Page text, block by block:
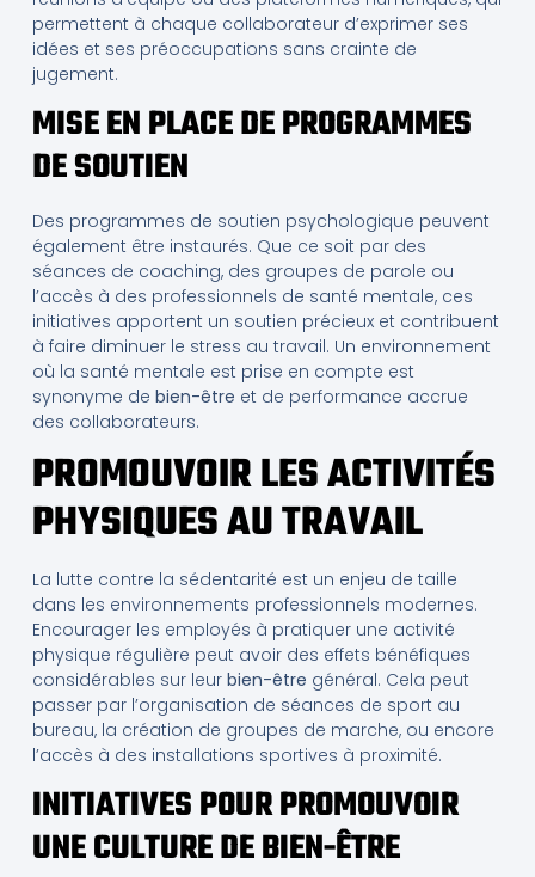
permettent à chaque collaborateur d’exprimer ses
idées et ses préoccupations sans crainte de
jugement.
MISE EN PLACE DE PROGRAMMES
DE SOUTIEN
Des programmes de soutien psychologique peuvent
également être instaurés. Que ce soit par des
séances de coaching, des groupes de parole ou
l’accès à des professionnels de santé mentale, ces
initiatives apportent un soutien précieux et contribuent
à faire diminuer le stress au travail. Un environnement
où la santé mentale est prise en compte est
synonyme de bien-être et de performance accrue
des collaborateurs.
PROMOUVOIR LES ACTIVITÉS
PHYSIQUES AU TRAVAIL
La lutte contre la sédentarité est un enjeu de taille
dans les environnements professionnels modernes.
Encourager les employés à pratiquer une activité
physique régulière peut avoir des effets bénéfiques
considérables sur leur bien-être général. Cela peut
passer par l’organisation de séances de sport au
bureau, la création de groupes de marche, ou encore
l’accès à des installations sportives à proximité.
INITIATIVES POUR PROMOUVOIR
UNE CULTURE DE BIEN-ÊTRE